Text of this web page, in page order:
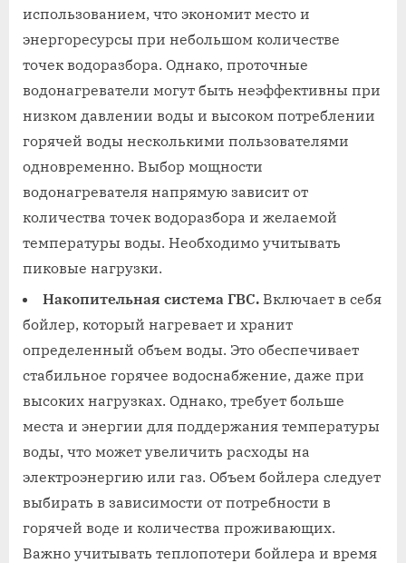
использованием, что экономит место и
энергоресурсы при небольшом количестве
точек водоразбора. Однако, проточные
водонагреватели могут быть неэффективны при
низком давлении воды и высоком потреблении
горячей воды несколькими пользователями
одновременно. Выбор мощности
водонагревателя напрямую зависит от
количества точек водоразбора и желаемой
температуры воды. Необходимо учитывать
пиковые нагрузки.
Накопительная система ГВС. Включает в себя
бойлер, который нагревает и хранит
определенный объем воды. Это обеспечивает
стабильное горячее водоснабжение, даже при
высоких нагрузках. Однако, требует больше
места и энергии для поддержания температуры
воды, что может увеличить расходы на
электроэнергию или газ. Объем бойлера следует
выбирать в зависимости от потребности в
горячей воде и количества проживающих.
Важно учитывать теплопотери бойлера и время